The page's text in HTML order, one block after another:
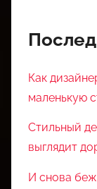
Как
маленькую
Стильный
выглядит
И снова